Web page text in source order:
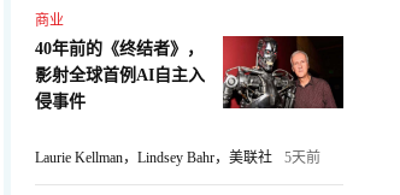
商业
40年前的《终结者》，
影射全球首例AI自主入
侵事件
Laurie Kellman，Lindsey Bahr，美联社 5天前